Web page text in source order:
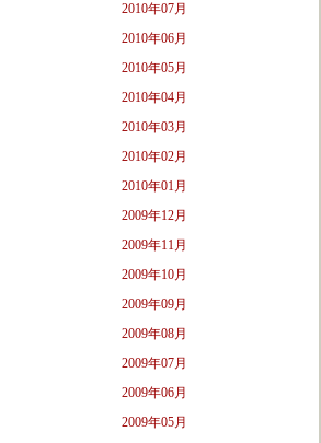
2010年07月
2010年06月
2010年05月
2010年04月
2010年03月
2010年02月
2010年01月
2009年12月
2009年11月
2009年10月
2009年09月
2009年08月
2009年07月
2009年06月
2009年05月